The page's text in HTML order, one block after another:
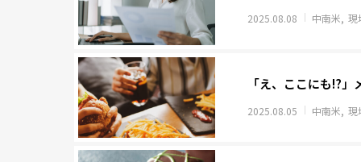
2025.08.08 中南米 現
「え、ここにも⁉
2025.08.05 中南米 現